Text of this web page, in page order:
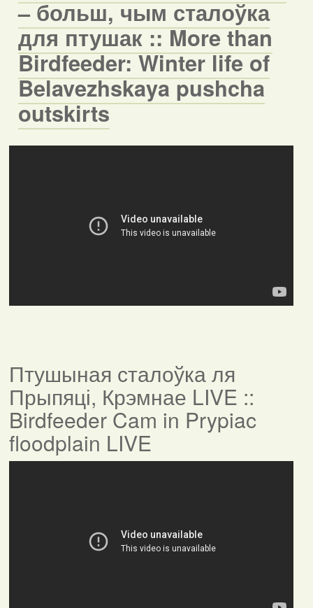
– больш, чым сталоўка
для птушак :: More than
Birdfeeder: Winter life of
Belavezhskaya pushcha
outskirts
Птушыная сталоўка ля
Прыпяці, Крэмнае LIVE ::
Birdfeeder Cam in Prypiac
floodplain LIVE